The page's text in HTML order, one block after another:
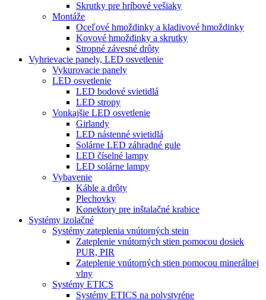
Skrutky pre hríbové vešiaky
Montáže
Oceľové hmoždinky a kladivové hmoždinky
Kovové hmoždinky a skrutky
Stropné závesné drôty
Vyhrievacie panely, LED osvetlenie
Vykurovacie panely
LED osvetlenie
LED bodové svietidlá
LED stropy
Vonkajšie LED osvetlenie
Girlandy
LED nástenné svietidlá
Solárne LED záhradné gule
LED číselné lampy
LED solárne lampy
Vybavenie
Káble a drôty
Plechovky
Konektory pre inštalačné krabice
Systémy izolačné
Systémy zateplenia vnútorných stein
Zateplenie vnútorných stien pomocou dosiek
PUR, PIR
Zateplenie vnútorných stien pomocou minerálnej
vlny
Systémy ETICS
Systémy ETICS na polystyréne